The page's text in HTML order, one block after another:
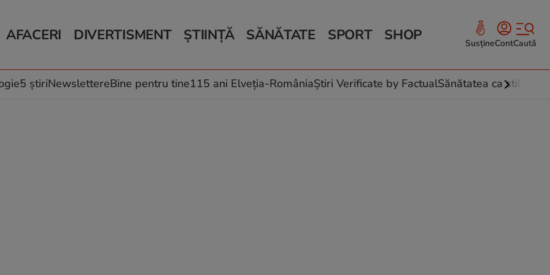
AFACERI
Auto
Locuri de muncă
DIVERTISMENT
Horoscop
Muzică și Filme
ȘTIINȚĂ
Schimbări climatice
SĂNĂTATE
Relații
Rețete culinare
SPORT SHOP SusțineContCaută
5 știriNewslettereBine pentru tine115 ani Elveția-RomâniaȘtiri Verificate by FactualSănătatea ca stil de